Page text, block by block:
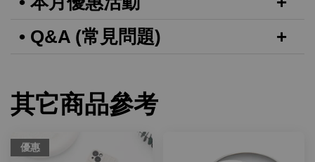
• Q&A (常見問題)
其它商品參考
優惠